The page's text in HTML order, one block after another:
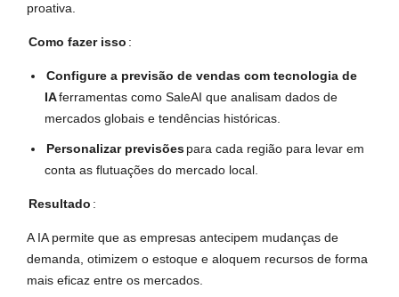
proativa.
Como fazer isso :
Configure a previsão de vendas com tecnologia de
IAferramentas como SaleAI que analisam dados de
mercados globais e tendências históricas.
Personalizar previsõespara cada região para levar em
conta as flutuações do mercado local.
Resultado :
A IA permite que as empresas antecipem mudanças de
demanda, otimizem o estoque e aloquem recursos de forma
mais eficaz entre os mercados.